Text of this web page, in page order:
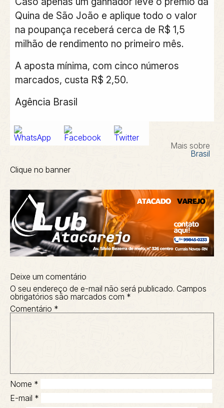
Quina de São João e aplique todo o valor
na poupança receberá cerca de R$ 1,5
milhão de rendimento no primeiro mês.
A aposta mínima, com cinco números
marcados, custa R$ 2,50.
Agência Brasil
Mais sobre
Brasil
Clique no banner
Deixe um comentário
O seu endereço de e-mail não será publicado. Campos
obrigatórios são marcados com *
Comentário *
Nome *
E-mail *